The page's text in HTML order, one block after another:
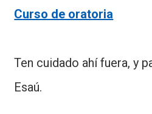
Curso de oratoria
Ten cuidado ahí fuera, y
Esaú.